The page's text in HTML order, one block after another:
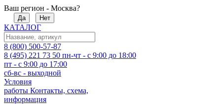
Ваш регион - Москва?
Да Нет
КАТАЛОГ
8 (800) 500-57-87
8 (495) 221 73 50 пн-чт - с 9:00 до 18:00
пт - с 9:00 до 17:00
сб-вс - выходной
Условия
работы Контакты, схема,
информация